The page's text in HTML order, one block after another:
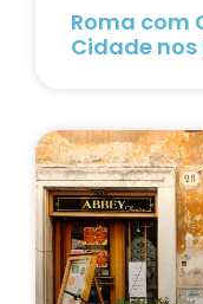
Roma com
Cidade nos